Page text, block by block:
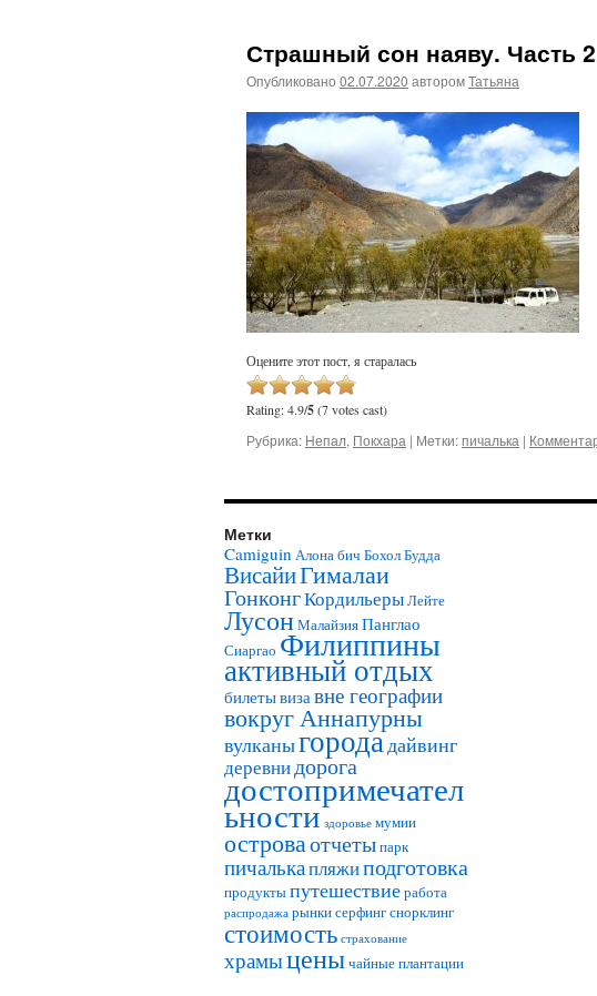
Страшный сон наяву. Часть
Опубликовано 02.07.2020 авторомТатьяна
Оцените этот пост, я старалась
Rating: 4.9/5(7 votes cast)
Рубрика: Непал, Покхара | Метки:пичалька |
Метки
Camiguin Алона бич БохолБудда
ВисайиГималаи
ГонконгКордильерыЛейте
ЛусонМалайзияПанглао
Сиаргао Филиппины
активный отдых
билетывизавне географии
вокруг Аннапурны
вулканыгородадайвинг
деревнидорога
достопримечател
ьности здоровье мумии
островаотчетыпарк
пичалькапляжиподготовка
продуктыпутешествиеработа
распродажа рынкисерфингснорклинг
стоимость страхование
храмыценычайные плантации